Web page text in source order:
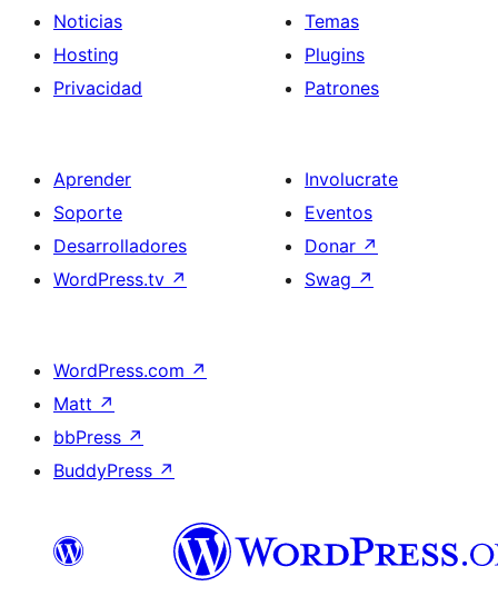
Noticias
Hosting
Privacidad
Temas
Plugins
Patrones
Aprender
Soporte
Desarrolladores
WordPress.tv ↗
Involucrate
Eventos
Donar ↗
Swag ↗
WordPress.com ↗
Matt ↗
bbPress ↗
BuddyPress ↗